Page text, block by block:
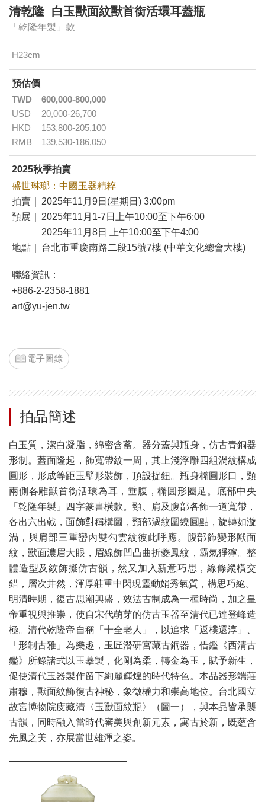
清乾隆 白玉獸面紋獸首銜活環耳蓋瓶
「乾隆年製」款
H23cm
預估價
TWD
600,000-800,000
USD
20,000-26,700
HKD
153,800-205,100
RMB
139,530-186,050
2025秋季拍賣
盛世琳瑯：中國玉器精粹
拍賣｜
2025年11月9日(星期日) 3:00pm
預展｜
2025年11月1-7日上午10:00至下午6:00
2025年11月8日 上午10:00至下午4:00
地點｜
台北市重慶南路二段15號7樓 (中華文化總會大樓)
聯絡資訊：
+886-2-2358-1881
art@yu-jen.tw
電子圖錄
拍品簡述
白玉質，潔白凝脂，綿密含蓄。器分蓋與瓶身，仿古青銅器
形制。蓋面隆起，飾寬帶紋一周，其上淺浮雕四組渦紋構成
圓形，形成等距玉壁形裝飾，頂設捉鈕。瓶身橢圓形口，頸
兩側各雕獸首銜活環為耳，垂腹，橢圓形圈足。底部中央
「乾隆年製」四字篆書橫款。頸、肩及腹部各飾一道寬帶，
各出六出戟，面飾對稱構圖，頸部渦紋圍繞圓點，旋轉如漩
渦，與肩部三重巒內雙勾雲紋彼此呼應。腹部飾變形獸面
紋，獸面濃眉大眼，眉線飾凹凸曲折夔鳳紋，霸氣猙獰。整
體造型及紋飾擬仿古韻，然又加入新意巧思，線條縱橫交
錯，層次井然，渾厚莊重中閃現靈動娟秀氣質，構思巧絕。
明清時期，復古思潮興盛，效法古制成為一種時尚，加之皇
帝重視與推崇，使自宋代萌芽的仿古玉器至清代已達登峰造
極。清代乾隆帝自稱「十全老人」，以追求「返樸還淳」、
「形制古雅」為樂趣，玉匠潛研宮藏古銅器，借鑑《西清古
鑑》所錄諸式以玉摹製，化剛為柔，轉金為玉，賦予新生，
促使清代玉器製作留下絢麗輝煌的時代特色。本品器形端莊
肅穆，獸面紋飾復古神秘，象徵權力和崇高地位。台北國立
故宮博物院庋藏清〈玉獸面紋瓶〉（圖一），與本品皆承襲
古韻，同時融入當時代審美與創新元素，寓古於新，既蘊含
先風之美，亦展當世雄渾之姿。